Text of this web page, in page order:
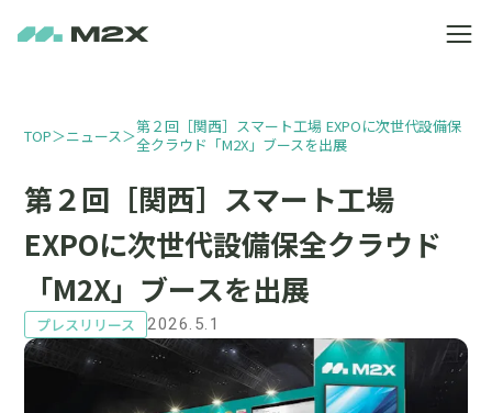
TOP＞ニュース＞第２回［関西］スマート工場 EXPOに次世代設備保
全クラウド「M2X」ブースを出展
第２回［関西］スマート工場
EXPOに次世代設備保全クラウド
「M2X」ブースを出展
プレスリリース 2026.5.1